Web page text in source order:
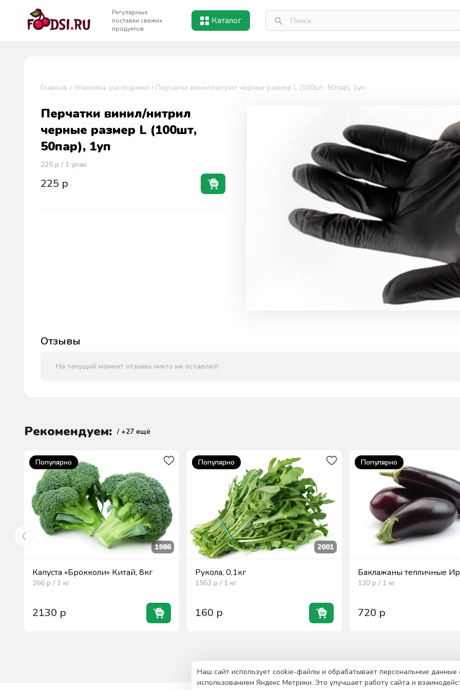
Регулярные
поставки свежих
продуктов
Каталог
Главная Упаковка, расходники Перчатки винил/нитрил черные размер L (100шт, 50пар), 1уп
Перчатки винил/нитрил
черные размер L (100шт,
50пар), 1уп
225 р / 1 упак
225 р
Отзывы
На текущий момент отзывы никто не оставлял!
Рекомендуем: / +27 ещё
Популярно
1986
Капуста «Брокколи» Китай, 8кг
266 р / 1 кг
2130 р
Популярно
2001
Рукола, 0,1кг
1563 р / 1 кг
160 р
Популярно
Баклажаны тепличные
120 р / 1 кг
720 р
Наш сайт использует cookie-файлы и обрабатывает персональные данные
использованием Яндекс Метрики. Это улучшает работу сайта и